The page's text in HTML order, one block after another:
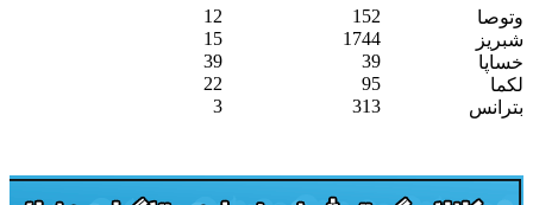
وتوصا 152
12
شبریز
1744
15
خساپا
39
39
لکما
95
22
بترانس
313
3